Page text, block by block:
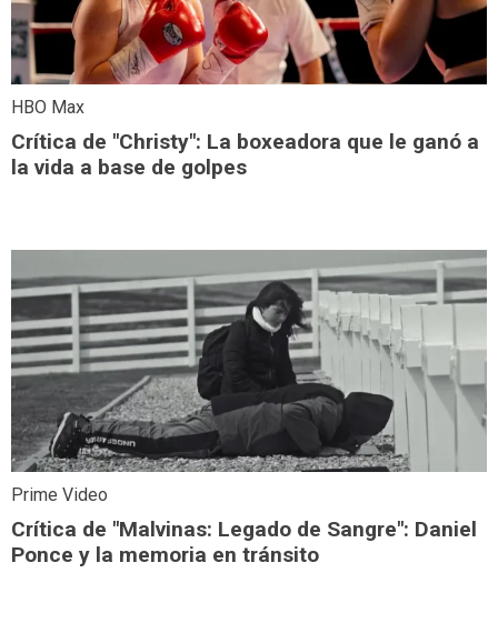
HBO Max
Crítica de "Christy": La boxeadora que le ganó a
la vida a base de golpes
Prime Video
Crítica de "Malvinas: Legado de Sangre": Daniel
Ponce y la memoria en tránsito